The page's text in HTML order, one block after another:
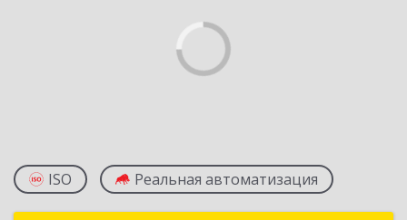
ISO Реальная автоматизация